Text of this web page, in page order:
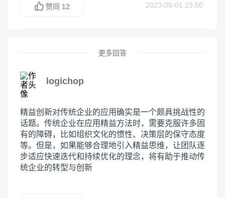
赞同 12 2023-08-01 23:50
更多回答
logichop
精益创新对传统企业的应用确实是一个颇具挑战性的
话题。传统企业在应用精益方法时，需要克服许多固
有的障碍，比如组织文化的惯性、决策层的保守态度
等。但是，如果能够合理地引入精益思维，让团队逐
步适应快速迭代和持续优化的理念，将有助于推动传
统企业的转型与创新